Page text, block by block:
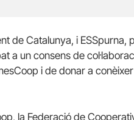
de Catalunya, i ESSpurna,
a un consens de
i de donar a
la Federació de